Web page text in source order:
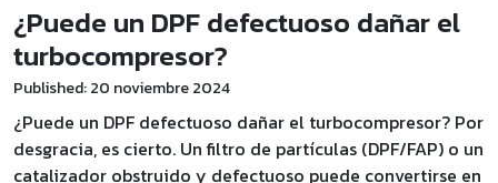
¿Puede un DPF defectuoso dañar el
turbocompresor?
Published: 20 noviembre 2024
¿Puede un DPF defectuoso dañar el turbocompresor? Por
desgracia, es cierto. Un filtro de partículas (DPF/FAP) o un
catalizador obstruido y defectuoso puede convertirse en